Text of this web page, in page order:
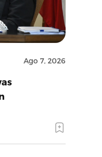
Ago 7, 2026